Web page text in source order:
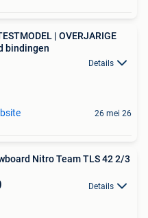
| OVERJARIGE
bindingen
Details
26 mei 26
Nitro Team TLS 42 2/3
Details